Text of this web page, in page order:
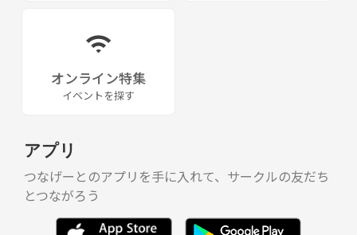
オンライン特集
イベントを探す
アプリ
つなげーとのアプリを手に入れて、サークルの友だち
とつながろう